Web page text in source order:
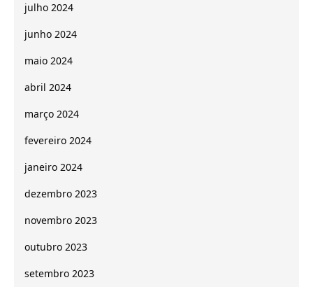
julho 2024
junho 2024
maio 2024
abril 2024
março 2024
fevereiro 2024
janeiro 2024
dezembro 2023
novembro 2023
outubro 2023
setembro 2023